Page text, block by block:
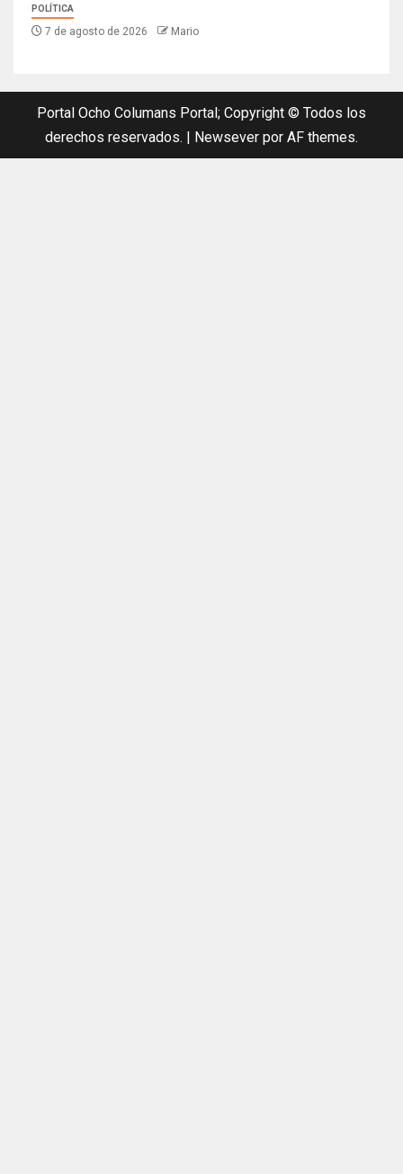
POLÍTICA
7 de agosto de 2026 Mario
Portal Ocho Columans Portal; Copyright © Todos los
derechos reservados. | Newsever por AF themes.